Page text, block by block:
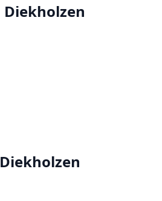
Diekholzen
Diekholzen